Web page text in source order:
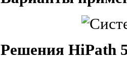
Решения HiPath